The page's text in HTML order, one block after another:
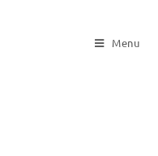
Menu